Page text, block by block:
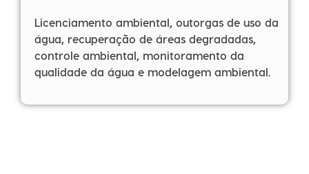
Licenciamento ambiental, outorgas de uso da
água, recuperação de áreas degradadas,
controle ambiental, monitoramento da
qualidade da água e modelagem ambiental.